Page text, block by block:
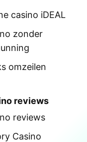
casino iDEAL
zonder
omzeilen
reviews
reviews
Casino